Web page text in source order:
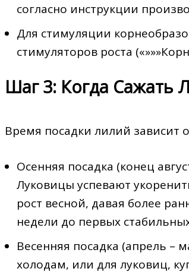
согласно инструкции
Для стимуляции
стимуляторов роста
Шаг 3: Когда Сажать
Время посадки лилий зависит
Осенняя посадка (конец
Луковицы успевают
рост весной, давая более
недели до первых
Весенняя посадка (апрель –
холодам, или для луковиц,